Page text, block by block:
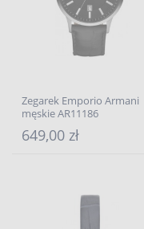
Zegarek Emporio Armani
męskie AR11186
649,00 zł